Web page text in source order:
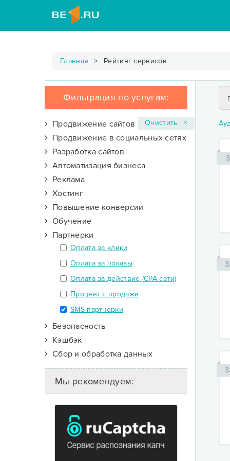
Главная Рейтинг сервисов
Фильтрация по услугам:
Продвижение сайтов
Продвижение в социальных сетях
Разработка сайтов
Автоматизация бизнеса
Реклама
Хостинг
Повышение конверсии
Обучение
Партнерки
Оплата за клики
Оплата за показы
Оплата за действие (CPA сети)
Процент с продажи
SMS партнерки
Безопасность
Кэшбэк
Сбор и обработка данных
Очистить ×
Мы рекомендуем: